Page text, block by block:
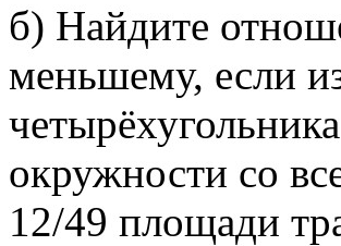
б) Найдите
меньшему, если
окружности со
12/49 площади